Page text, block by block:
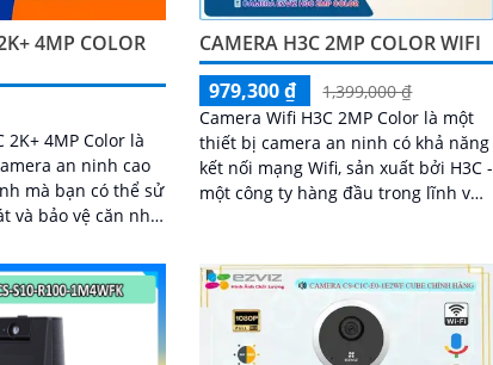
4MP COLOR
2K+ 4MP Color là
an ninh cao
mà bạn có thể sử
và bảo vệ căn nhà,
CAMERA H3C 2MP COLOR WIFI
979,300 ₫
1,399,000 ₫
Camera Wifi H3C 2MP Color là một
thiết bị camera an ninh có khả năng
kết nối mạng Wifi, sản xuất bởi H3C -
một công ty hàng đầu trong lĩnh vực